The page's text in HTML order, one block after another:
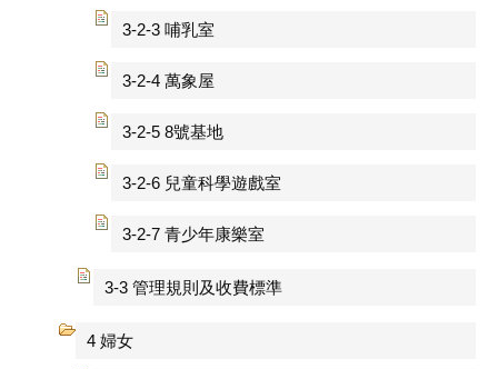
3-2-3 哺乳室
3-2-4 萬象屋
3-2-5 8號基地
3-2-6 兒童科學遊戲室
3-2-7 青少年康樂室
3-3 管理規則及收費標準
4 婦女